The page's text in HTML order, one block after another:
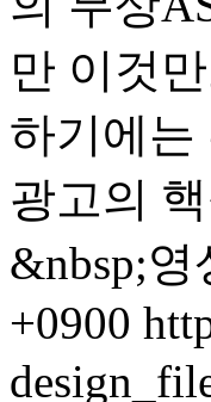
만 이것
하기에는
광고의
&nbsp;영
+0900